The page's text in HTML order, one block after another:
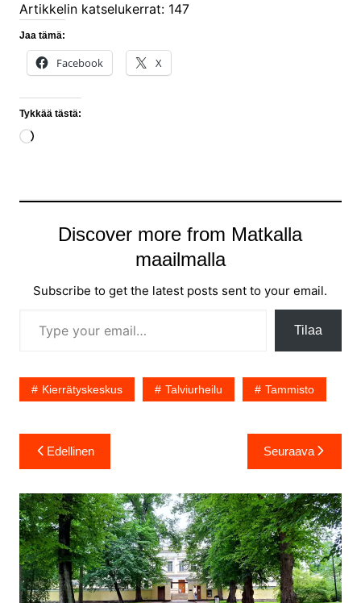
Artikkelin katselukerrat: 147
Jaa tämä:
Facebook X
Tykkää tästä:
Loading…
Discover more from Matkalla
maailmalla
Subscribe to get the latest posts sent to your email.
Tilaa
Kierrätyskeskus Talviurheilu Tammisto
Artikkelien
selaus
Edellinen Seuraava